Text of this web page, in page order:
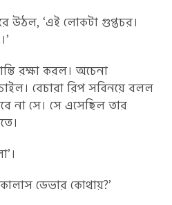
উঠল, ‘এই লোকটা গুপ্তচর।
রক্ষা করল। অচেনা
বেচারা রিপ সবিনয়ে বলল
না সে। সে এসেছিল তার
ডেভার কোথায়?’